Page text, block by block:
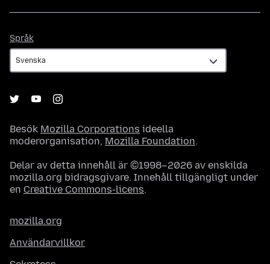
Språk
Besök Mozilla Corporations ideella
moderorganisation, Mozilla Foundation.
Delar av detta innehåll är ©1998–2026 av enskilda
mozilla.org bidragsgivare. Innehåll tillgängligt under
en Creative Commons-licens.
mozilla.org
Användarvillkor